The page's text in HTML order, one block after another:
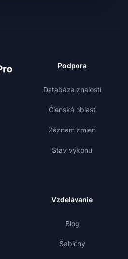
Podpora
Databáza znalostí
Členská oblasť
Záznam zmien
Stav výkonu
Vzdelávanie
Blog
Šablóny